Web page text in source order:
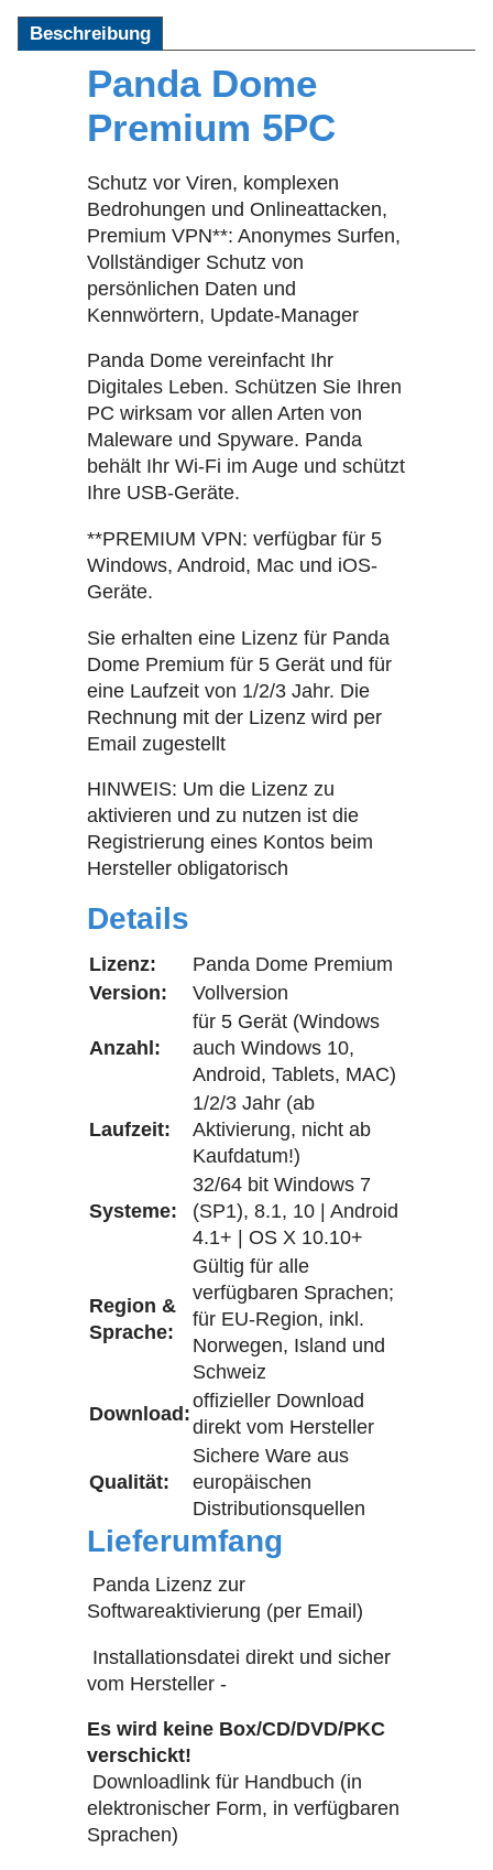
Beschreibung
Panda Dome
Premium 5PC
Schutz vor Viren, komplexen
Bedrohungen und Onlineattacken,
Premium VPN**: Anonymes Surfen,
Vollständiger Schutz von
persönlichen Daten und
Kennwörtern, Update-Manager
Panda Dome vereinfacht Ihr
Digitales Leben. Schützen Sie Ihren
PC wirksam vor allen Arten von
Maleware und Spyware. Panda
behält Ihr Wi-Fi im Auge und schützt
Ihre USB-Geräte.
**PREMIUM VPN: verfügbar für 5
Windows, Android, Mac und iOS-
Geräte.
Sie erhalten eine Lizenz für Panda
Dome Premium für 5 Gerät und für
eine Laufzeit von 1/2/3 Jahr. Die
Rechnung mit der Lizenz wird per
Email zugestellt
HINWEIS: Um die Lizenz zu
aktivieren und zu nutzen ist die
Registrierung eines Kontos beim
Hersteller obligatorisch
Details
Lizenz:
Panda Dome Premium
Version:
Vollversion
Anzahl:
für 5 Gerät (Windows
auch Windows 10,
Android, Tablets, MAC)
Laufzeit:
1/2/3 Jahr (ab
Aktivierung, nicht ab
Kaufdatum!)
Systeme:
32/64 bit Windows 7
(SP1), 8.1, 10 | Android
4.1+ | OS X 10.10+
Region &
Sprache:
Gültig für alle
verfügbaren Sprachen;
für EU-Region, inkl.
Norwegen, Island und
Schweiz
Download:
offizieller Download
direkt vom Hersteller
Qualität:
Sichere Ware aus
europäischen
Distributionsquellen
Lieferumfang
Panda Lizenz zur
Softwareaktivierung (per Email)
Installationsdatei direkt und sicher
vom Hersteller -
Es wird keine Box/CD/DVD/PKC
verschickt!
Downloadlink für Handbuch (in
elektronischer Form, in verfügbaren
Sprachen)